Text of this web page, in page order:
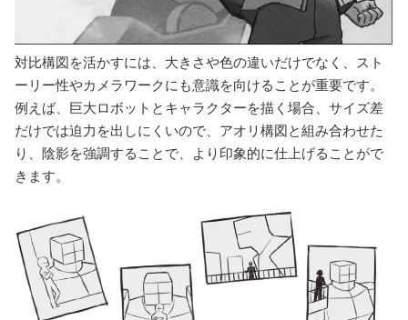
対比構図を活かすには、大きさや色の違いだけでなく、スト
ーリー性やカメラワークにも意識を向けることが重要です。
例えば、巨大ロボットとキャラクターを描く場合、サイズ差
だけでは迫力を出しにくいので、アオリ構図と組み合わせた
り、陰影を強調することで、より印象的に仕上げることがで
きます。